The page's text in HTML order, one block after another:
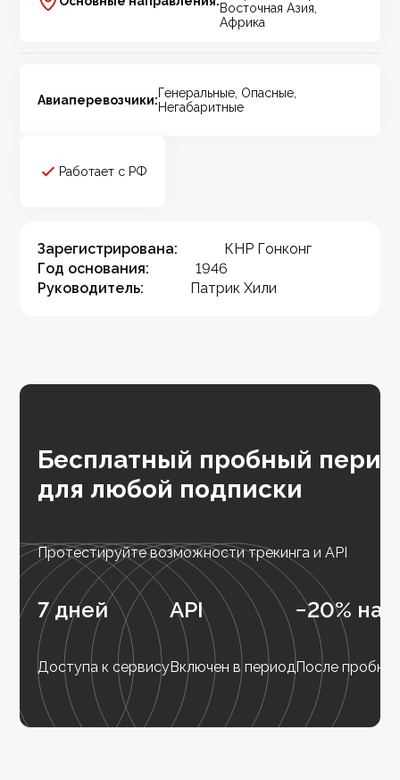
Восточная Азия,
Африка
Авиаперевозчики:Генеральные, Опасные,
Негабаритные
Работает с РФ
Зарегистрирована:
КНР Гонконг
Год основания:
1946
Руководитель:
Патрик Хили
Бесплатный пробный
для любой подписки
Протестируйте возможности трекинга и API
7 дней
Доступа к сервису
API
Включен в период
−20% на
После